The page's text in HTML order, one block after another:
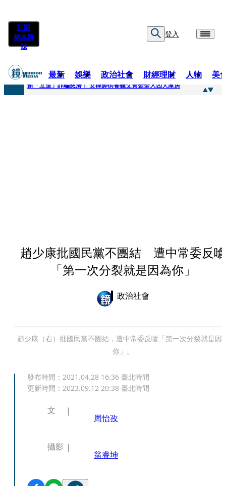
訂閱
紙本雜
誌
登入
最新 娛樂 政治社會 財經理財 人物 美
快訊
創「互道」詐騙慈濟！ 女律師供養義父黃金全入四大庫房
趙少康批國民黨不團結 遭中常委反嗆
「第一次分裂就是因為你」
政治社會
趙少康（右）批國民黨不團結，遭中常委反嗆「第一次分裂就是因
你」。
發布時間： 2021.04.28 16:36 臺北時間
更新時間： 2023.09.12 20:38 臺北時間
文
周怡孜
攝影
翁睿坤